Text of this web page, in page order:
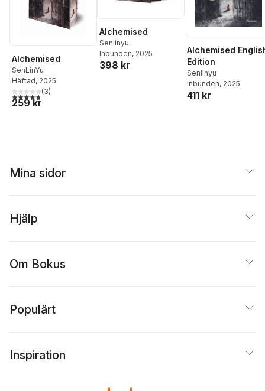
Alchemised
SenLinYu
Häftad, 2025
4,7utav 5 stjärnor. Totalt antal röster:
(3)
259 kr
Alchemised
Senlinyu
Inbunden, 2025
398 kr
Alchemised
Edition
Senlinyu
Inbunden, 2025
411 kr
Mina sidor
Hjälp
Om Bokus
Populärt
Inspiration